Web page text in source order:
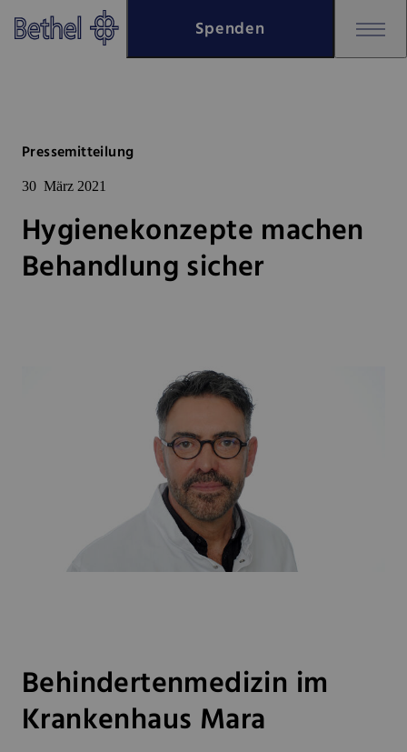
Zum Hauptinhalt springen
Zur Fußzeile springen
Spenden
Pressemitteilung
30 März 2021
Hygienekonzepte machen
Behandlung sicher
Behindertenmedizin im
Krankenhaus Mara